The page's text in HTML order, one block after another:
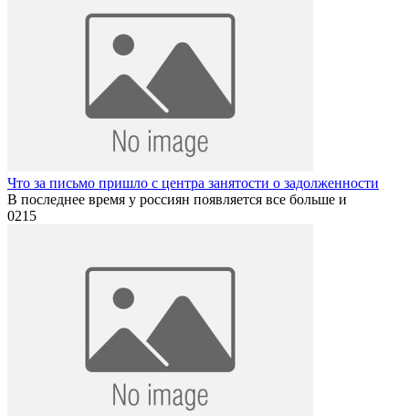
Что за письмо пришло с центра занятости о задолженности
В последнее время у россиян появляется все больше и
0215